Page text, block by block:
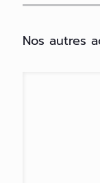
Nos autres